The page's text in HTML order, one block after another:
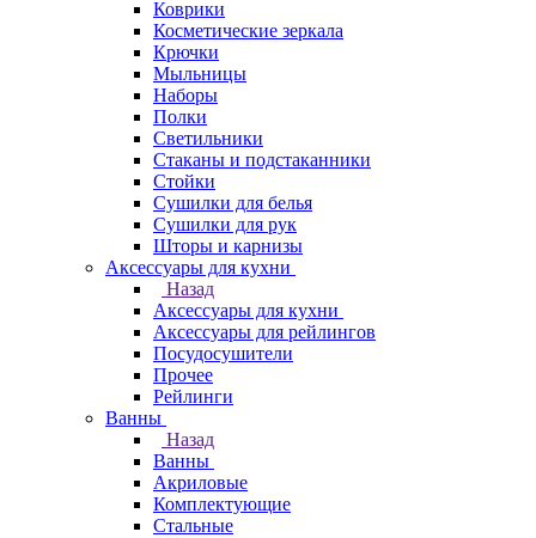
Коврики
Косметические зеркала
Крючки
Мыльницы
Наборы
Полки
Светильники
Стаканы и подстаканники
Стойки
Сушилки для белья
Сушилки для рук
Шторы и карнизы
Аксессуары для кухни
Назад
Аксессуары для кухни
Аксессуары для рейлингов
Посудосушители
Прочее
Рейлинги
Ванны
Назад
Ванны
Акриловые
Комплектующие
Стальные